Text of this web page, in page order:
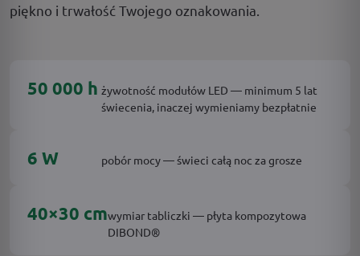
piękno i trwałość Twojego oznakowania.
50 000 h żywotność modułów LED — minimum 5 lat
świecenia, inaczej wymieniamy bezpłatnie
6 W pobór mocy — świeci całą noc za grosze
40×30 cmwymiar tabliczki — płyta kompozytowa
DIBOND®